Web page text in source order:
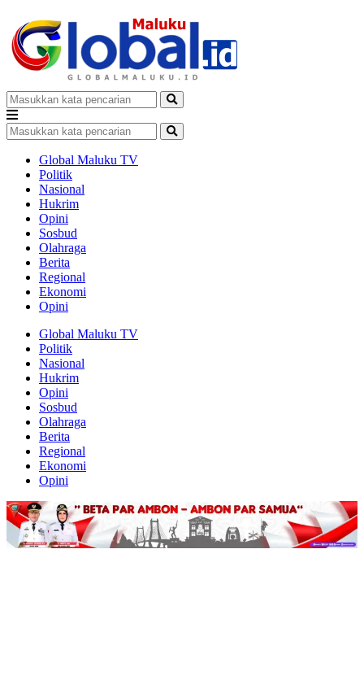
Global Maluku TV
Politik
Nasional
Hukrim
Opini
Sosbud
Olahraga
Berita
Regional
Ekonomi
Opini
Global Maluku TV
Politik
Nasional
Hukrim
Opini
Sosbud
Olahraga
Berita
Regional
Ekonomi
Opini